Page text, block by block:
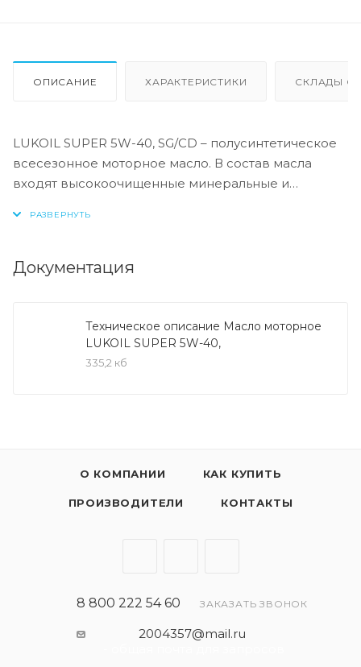
ОПИСАНИЕ ХАРАКТЕРИСТИКИ СКЛАДЫ
LUKOIL SUPER 5W-40, SG/CD – полусинтетическое
всесезонное моторное масло. В состав масла
входят высокоочищенные минеральные и
дизельных двигателей легковых автомобилей и
легких автофургонов.
Соответствует требованиям:
Документация
Техническое описание Масло моторное
LUKOIL SUPER 5W-40,
335,2 кб
О КОМПАНИИ КАК КУПИТЬ
ПРОИЗВОДИТЕЛИ КОНТАКТЫ
8 800 222 54 60 ЗАКАЗАТЬ ЗВОНОК
2004357@mail.ru